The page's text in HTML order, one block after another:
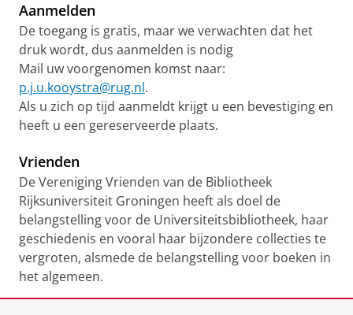
Aanmelden
De toegang is gratis, maar we verwachten dat het
druk wordt, dus aanmelden is nodig
Mail uw voorgenomen komst naar:
p.j.u.kooystra@rug.nl.
Als u zich op tijd aanmeldt krijgt u een bevestiging en
heeft u een gereserveerde plaats.
Vrienden
De Vereniging Vrienden van de Bibliotheek
Rijksuniversiteit Groningen heeft als doel de
belangstelling voor de Universiteitsbibliotheek, haar
geschiedenis en vooral haar bijzondere collecties te
vergroten, alsmede de belangstelling voor boeken in
het algemeen.